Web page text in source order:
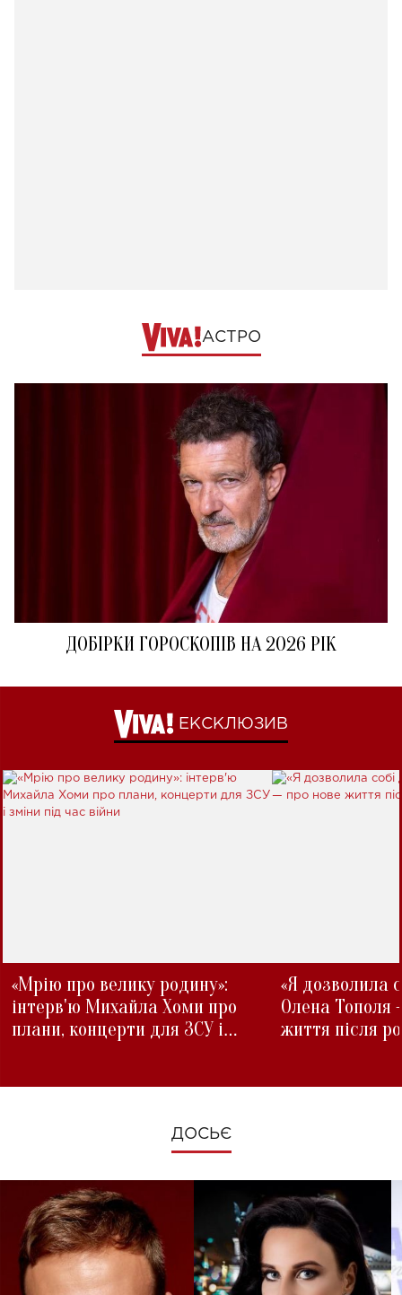
АСТРО
ДОБІРКИ ГОРОСКОПІВ НА 2026 РІК
ЕКСКЛЮЗИВ
«Мрію про велику родину»:
інтерв'ю Михайла Хоми про
плани, концерти для ЗСУ і
«Я дозволила
Олена Тополя
життя після
ДОСЬЄ